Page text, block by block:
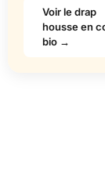
Voir le drap
housse en
bio →